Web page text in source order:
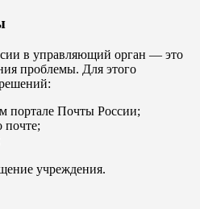
в управляющий орган — это
проблемы. Для этого
портале Почты России;
почте;
учреждения.